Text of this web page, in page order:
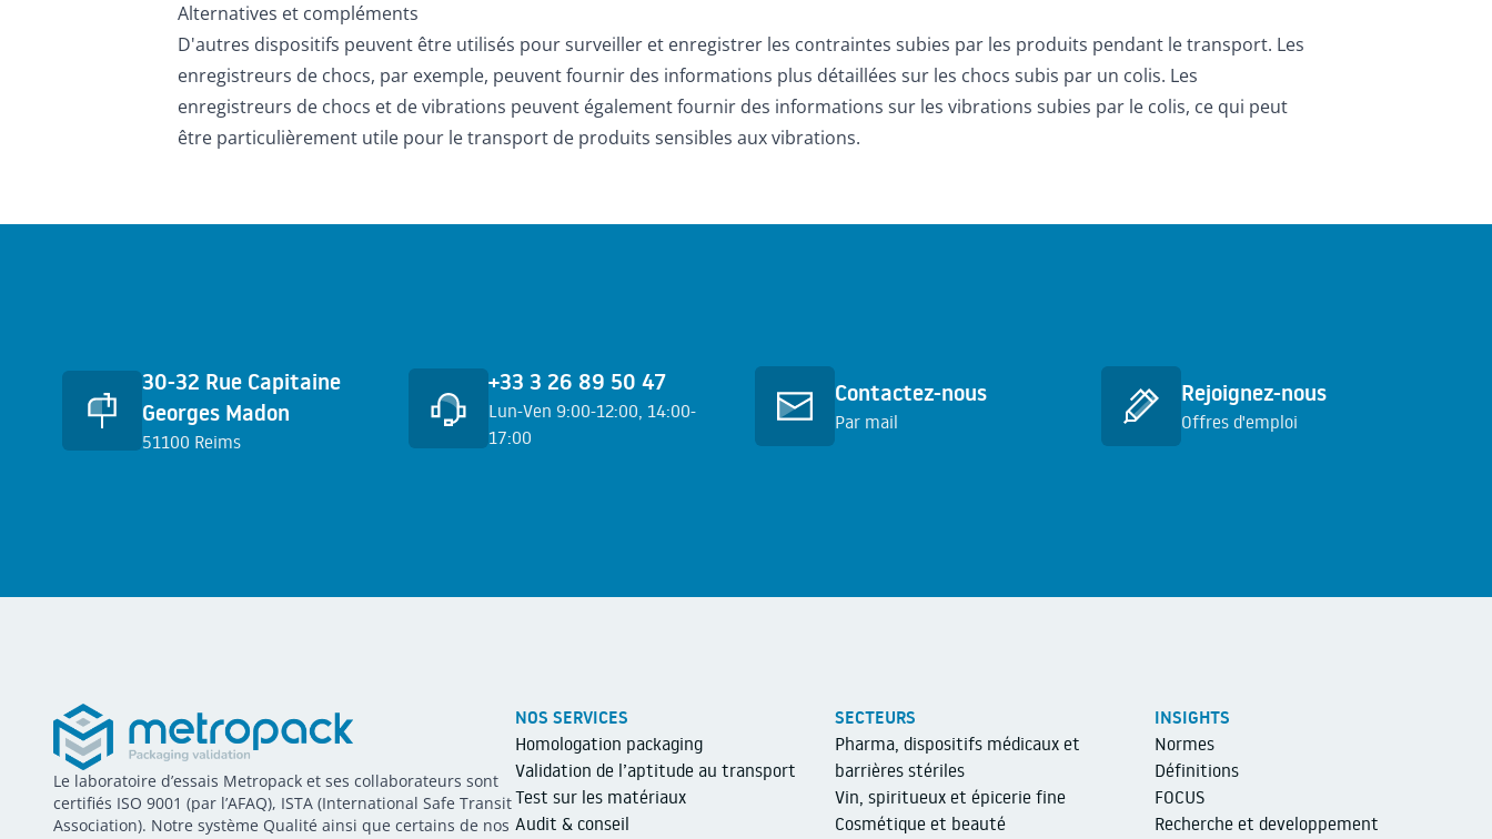
Alternatives et compléments
D'autres dispositifs peuvent être utilisés pour surveiller et enregistrer les contraintes subies par les produits pendant le transport. Les
enregistreurs de chocs, par exemple, peuvent fournir des informations plus détaillées sur les chocs subis par un colis. Les
enregistreurs de chocs et de vibrations peuvent également fournir des informations sur les vibrations subies par le colis, ce qui peut
être particulièrement utile pour le transport de produits sensibles aux vibrations.
30-32 Rue Capitaine
Georges Madon
51100 Reims
+33 3 26 89 50 47
Lun-Ven 9:00-12:00, 14:00-
17:00
Contactez-nous
Par mail
En savoir plus
Rejoignez-nous
Offres d'emploi
En savoir plus
METROPACK Packaging validation
Metropack
Le laboratoire d’essais Metropack et ses collaborateurs sont
certifiés ISO 9001 (par l’AFAQ), ISTA (International Safe Transit
Association). Notre système Qualité ainsi que certains de nos
NOS SERVICES
Homologation packaging
Validation de l’aptitude au transport
Test sur les matériaux
Audit & conseil
SECTEURS
Pharma, dispositifs médicaux et
barrières stériles
Vin, spiritueux et épicerie fine
Cosmétique et beauté
INSIGHTS
Normes
Définitions
FOCUS
Recherche et developpement